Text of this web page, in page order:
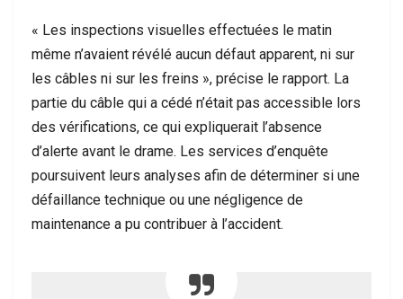
« Les inspections visuelles effectuées le matin
même n’avaient révélé aucun défaut apparent, ni sur
les câbles ni sur les freins », précise le rapport. La
partie du câble qui a cédé n’était pas accessible lors
des vérifications, ce qui expliquerait l’absence
d’alerte avant le drame. Les services d’enquête
poursuivent leurs analyses afin de déterminer si une
défaillance technique ou une négligence de
maintenance a pu contribuer à l’accident.